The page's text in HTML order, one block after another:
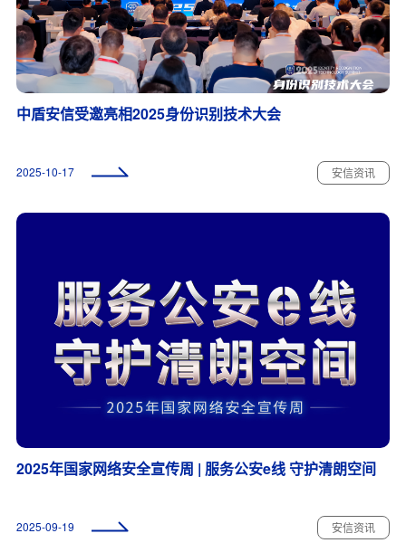
中盾安信受邀亮相2025身份识别技术大会
2025-10-17 安信资讯
2025年国家网络安全宣传周 | 服务公安e线 守护清朗空间
2025-09-19 安信资讯